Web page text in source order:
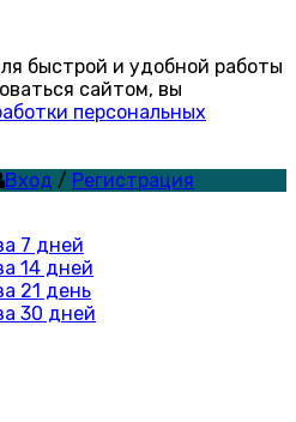
быстрой и удобной работы
сайтом, вы
персональных
Вход / Регистрация
7 дней
14 дней
21 день
30 дней